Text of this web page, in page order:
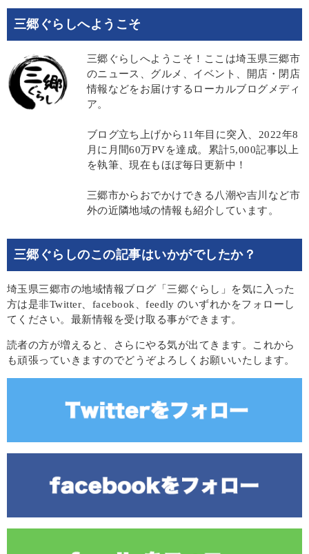
三郷ぐらしへようこそ
三郷ぐらしへようこそ！ここは埼玉県三郷市
のニュース、グルメ、イベント、開店・閉店
情報などをお届けするローカルブログメディ
ア。
ブログ立ち上げから11年目に突入、2022年8
月に月間60万PVを達成。累計5,000記事以上
を執筆、現在もほぼ毎日更新中！
三郷市からおでかけできる八潮や吉川など市
外の近隣地域の情報も紹介しています。
三郷ぐらしのこの記事はいかがでしたか？
埼玉県三郷市の地域情報ブログ「三郷ぐらし」を気に入った
方は是非Twitter、facebook、feedly のいずれかをフォローし
てください。最新情報を受け取る事ができます。
読者の方が増えると、さらにやる気が出てきます。これから
も頑張っていきますのでどうぞよろしくお願いいたします。